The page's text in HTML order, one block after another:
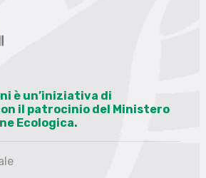
è un’iniziativa di
il patrocinio del Ministero
Ecologica.